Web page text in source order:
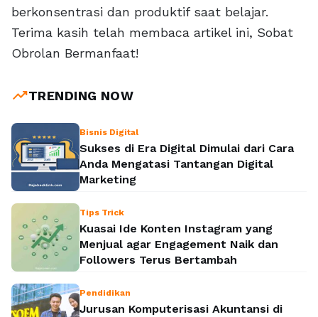
berkonsentrasi dan produktif saat belajar.
Terima kasih telah membaca artikel ini, Sobat
Obrolan Bermanfaat!
trending_upTRENDING NOW
Bisnis Digital
Sukses di Era Digital Dimulai dari Cara
Anda Mengatasi Tantangan Digital
Marketing
Tips Trick
Kuasai Ide Konten Instagram yang
Menjual agar Engagement Naik dan
Followers Terus Bertambah
Pendidikan
Jurusan Komputerisasi Akuntansi di